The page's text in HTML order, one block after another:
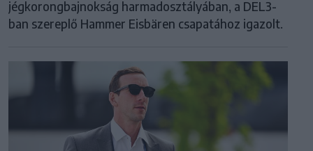
jégkorongbajnokság harmadosztályában, a DEL3-
ban szereplő Hammer Eisbären csapatához igazolt.